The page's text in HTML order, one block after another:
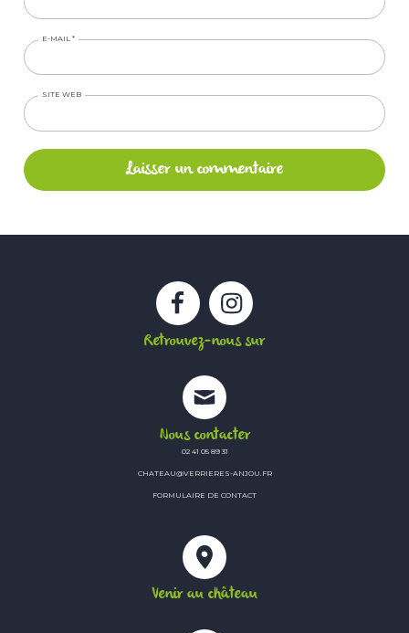
E-MAIL *
SITE WEB
Retrouvez-nous sur
FacebookInstagram
Nous contacter
02 41 05 89 31
CHATEAU@VERRIERES-ANJOU.FR
FORMULAIRE DE CONTACT
Venir au château